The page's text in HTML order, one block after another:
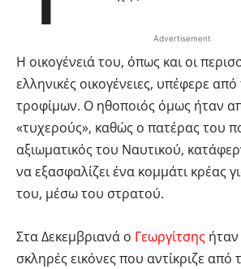
Advertisement
Η οικογένειά του, όπως και οι
ελληνικές οικογένειες, υπέφερε
τροφίμων. Ο ηθοποιός όμως ήταν
«τυχερούς», καθώς ο πατέρας του
αξιωματικός του Ναυτικού,
να εξασφαλίζει ένα κομμάτι κρέας
του, μέσω του στρατού.
Στα Δεκεμβριανά ο Γεωργίτσης
σκληρές εικόνες που αντίκριζε